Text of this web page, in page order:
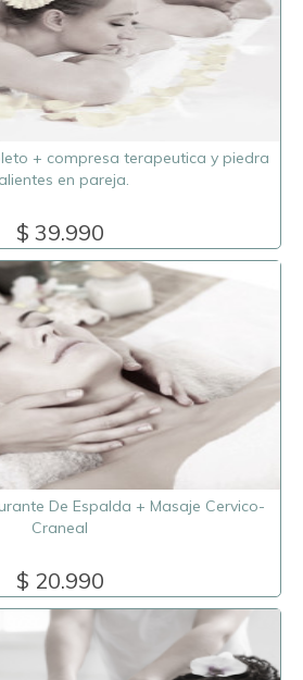
+ compresa terapeutica y piedra
en pareja.
$ 39.990
De Espalda + Masaje Cervico-
Craneal
$ 20.990